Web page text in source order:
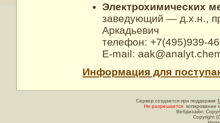
Электрохимических
заведующий — д.х.н.,
Аркадьевич
телефон: +7(495)939-
E-mail:
Информация для
Сервер создается при поддержке
Не разрешается копирование
Вебдизайн:
Copyright